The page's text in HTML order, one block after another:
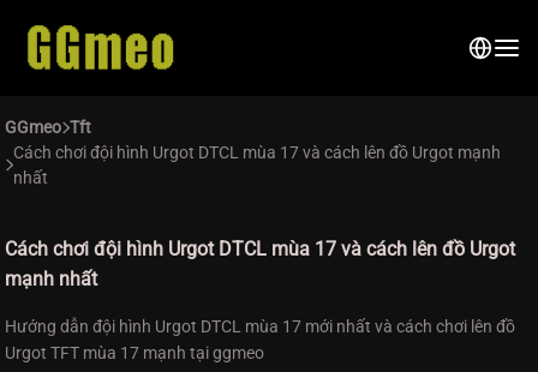
GGmeo Tft
Cách chơi đội hình Urgot DTCL mùa 17 và cách lên đồ Urgot mạnh
nhất
Cách chơi đội hình Urgot DTCL mùa 17 và cách lên đồ Urgot
mạnh nhất
Hướng dẫn đội hình Urgot DTCL mùa 17 mới nhất và cách chơi lên đồ
Urgot TFT mùa 17 mạnh tại ggmeo